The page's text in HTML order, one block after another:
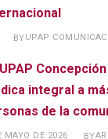
BYUPAP
integral a
de la
MAYO DE 2026 BY